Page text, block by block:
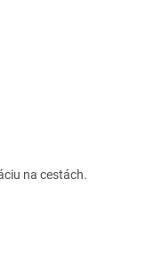
na cestách.